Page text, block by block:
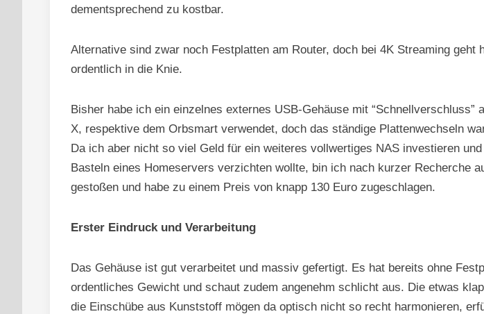
dementsprechend zu kostbar.
Alternative sind zwar noch Festplatten am Router, doch bei 4K Streaming geht
ordentlich in die Knie.
Bisher habe ich ein einzelnes externes USB-Gehäuse mit “Schnellverschluss”
X, respektive dem Orbsmart verwendet, doch das ständige Plattenwechseln
Da ich aber nicht so viel Geld für ein weiteres vollwertiges NAS investieren
Basteln eines Homeservers verzichten wollte, bin ich nach kurzer Recherche
gestoßen und habe zu einem Preis von knapp 130 Euro zugeschlagen.
Erster Eindruck und Verarbeitung
Das Gehäuse ist gut verarbeitet und massiv gefertigt. Es hat bereits ohne
ordentliches Gewicht und schaut zudem angenehm schlicht aus. Die etwas
die Einschübe aus Kunststoff mögen da optisch nicht so recht harmonieren,